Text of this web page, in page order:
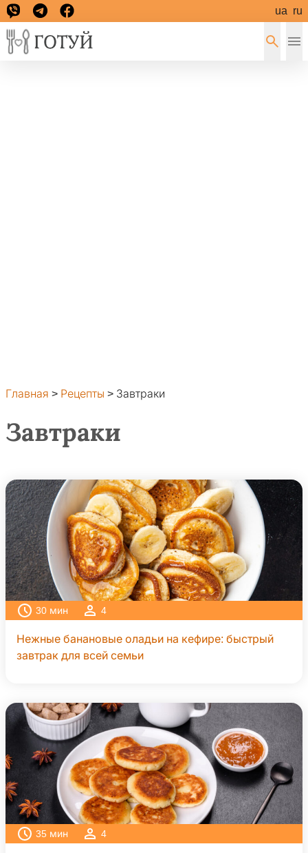
ua ru
Главная > Рецепты > Завтраки
Завтраки
30 мин 4
Нежные банановые оладьи на кефире: быстрый
завтрак для всей семьи
35 мин 4